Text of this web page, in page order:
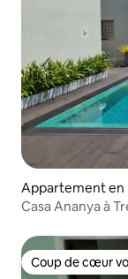
Appartement en
Casa Ananya à
Coup de cœur
Coup de cœur